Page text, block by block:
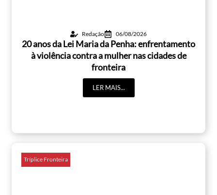
Redação 06/08/2026
20 anos da Lei Maria da Penha: enfrentamento
à violência contra a mulher nas cidades de
fronteira
LER MAIS...
Tríplice Fronteira